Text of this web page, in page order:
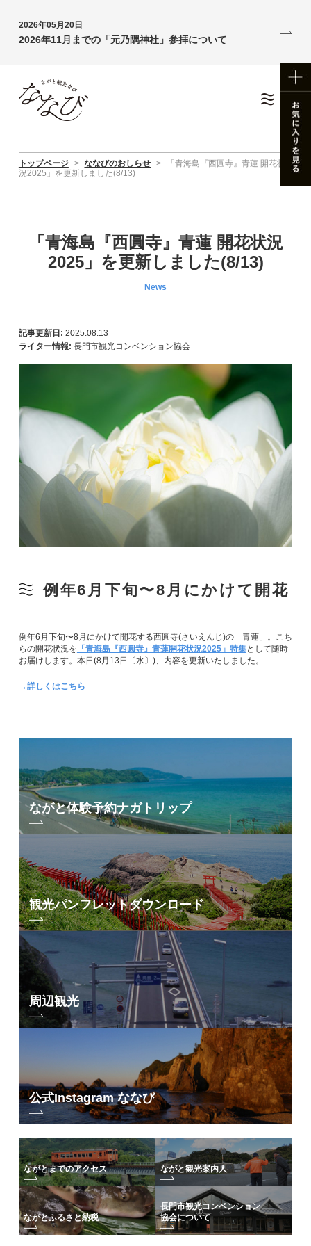
2026年05月20日
2026年11月までの「元乃隅神社」参拝について
トップページ > ななびのおしらせ >
「青海島『西圓寺』青蓮 開花状
況2025」を更新しました(8/13)
「青海島『西圓寺』青蓮 開花状況
2025」を更新しました(8/13)
News
記事更新日: 2025.08.13
ライター情報: 長門市観光コンベンション協会
例年6月下旬〜8月にかけて開花
例年6月下旬〜8月にかけて開花する西圓寺(さいえんじ)の「青蓮」。こち
らの開花状況を 「青海島『西圓寺』青蓮開花状況2025」特集として随時
お届けします。本日(8月13日〔水〕)、内容を更新いたしました。
→詳しくはこちら
ながと体験予約ナガトリップ
観光パンフレットダウンロード
周辺観光
公式Instagram ななび
ながとまでのアクセス ながと観光案内人
ながとふるさと納税
長門市観光コンベンション
協会について